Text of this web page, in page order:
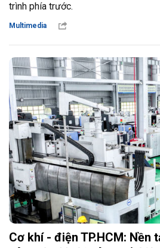
trình phía trước.
Multimedia
Cơ khí - điện TP.HCM: Nền